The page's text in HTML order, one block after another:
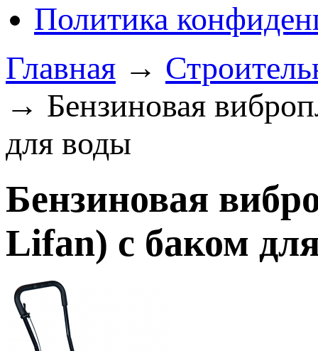
Политика
Главная →
→ Бензиновая
для воды
Бензиновая
Lifan) с баком